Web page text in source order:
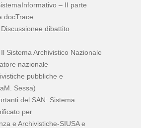
– II parte
docTrace
dibattito
Sistema Archivistico Nazionale
nazionale
pubbliche e
Sessa)
del SAN: Sistema
per
e Archivistiche-SIUSA e